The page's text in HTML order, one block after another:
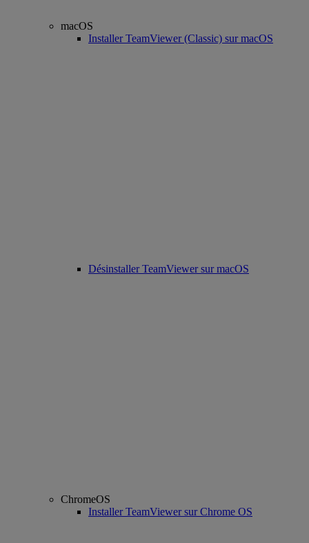
macOS
Installer TeamViewer (Classic) sur macOS
Désinstaller TeamViewer sur macOS
ChromeOS
Installer TeamViewer sur Chrome OS